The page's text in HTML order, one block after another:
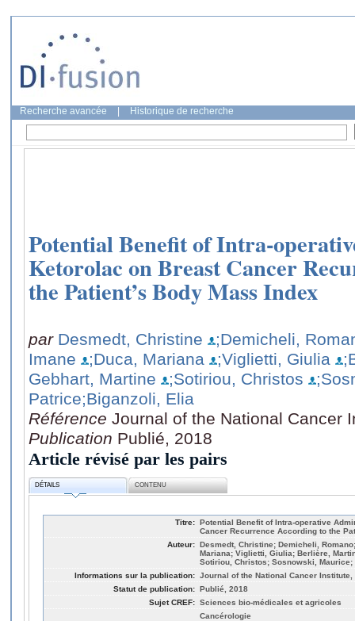
Recherche avancée Historique de recherche
Potential Benefit of Intra-
Ketorolac on Breast Cancer
the Patient’s Body Mass Index
par Desmedt, Christine
;Demicheli,
Imane
;Duca, Mariana ;Viglietti, Giulia
Gebhart, Martine
;Sotiriou, Christos
Patrice;Biganzoli, Elia
Référence Journal of the National Cancer
Publication Publié, 2018
Article révisé par les pairs
DÉTAILS CONTENU
Titre: Potential Benefit of Intra-operative
Cancer Recurrence According to the
Auteur: Desmedt, Christine; Demicheli,
Mariana; Viglietti, Giulia; Berlière,
Sotiriou, Christos; Sosnowski,
Informations sur la publication: Journal of the National Cancer Institute,
Statut de publication: Publié, 2018
Sujet CREF: Sciences bio-médicales et agricoles
Cancérologie